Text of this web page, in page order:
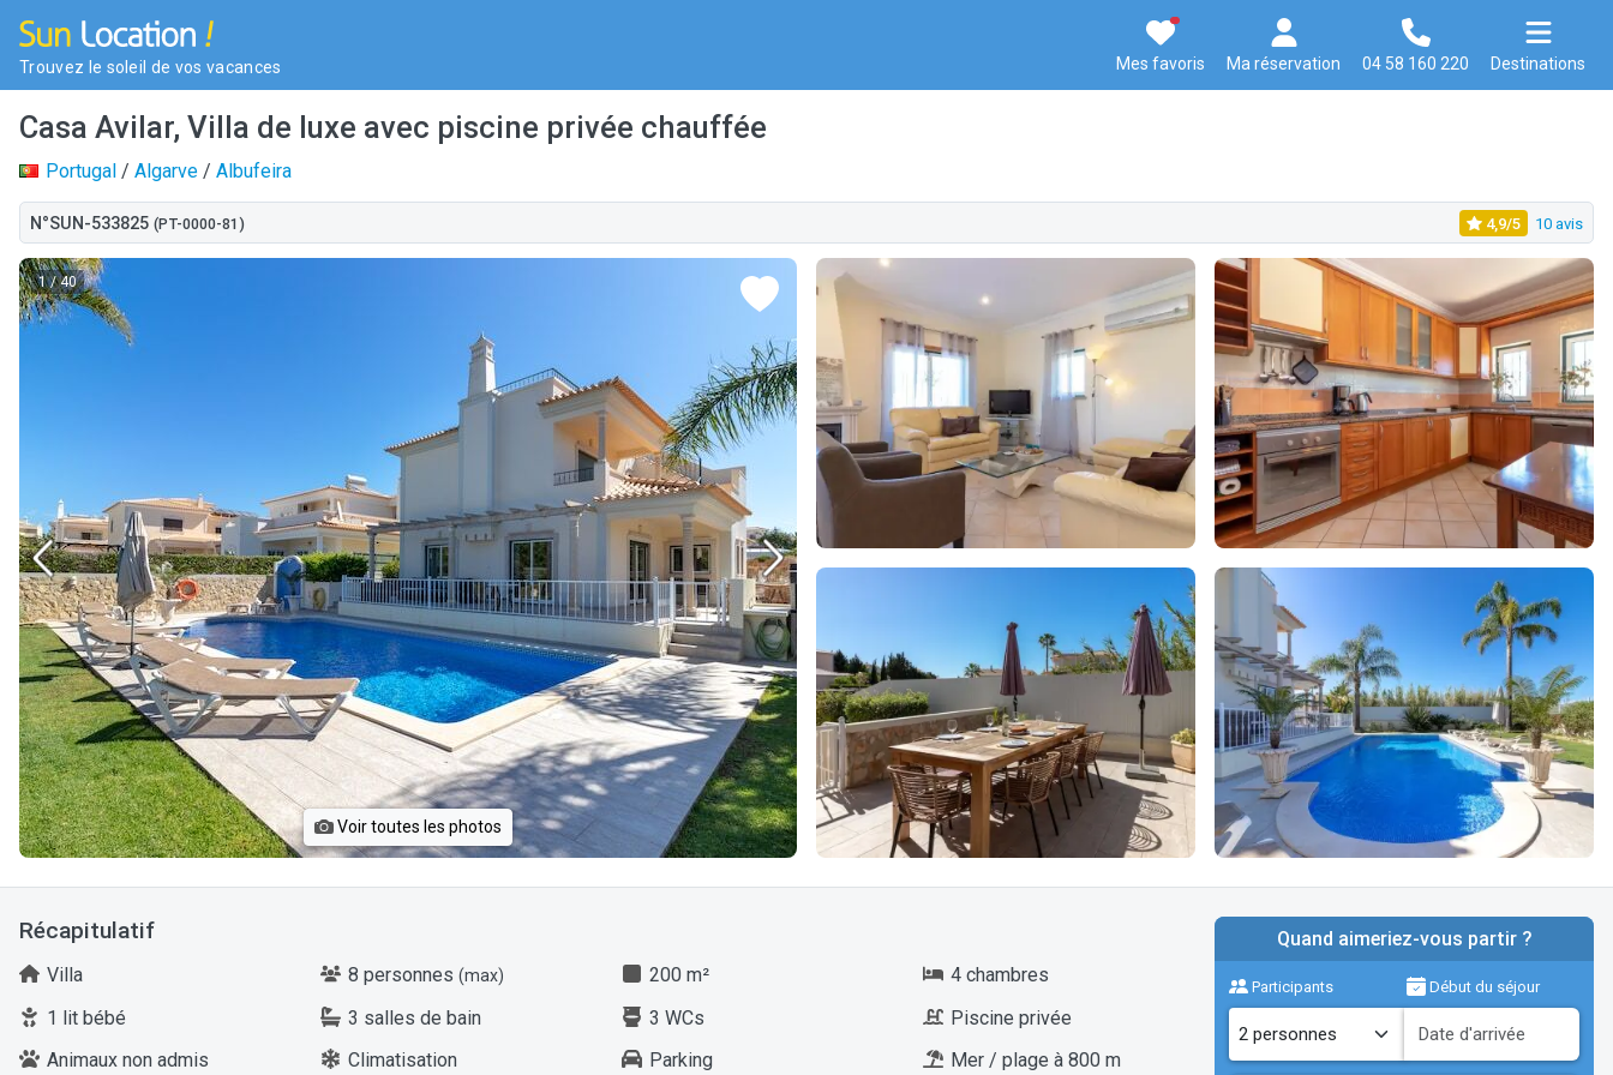
Trouvez le soleil de vos vacances Mes favoris Ma réservation 04 58 160 220 Destinations
Casa Avilar, Villa de luxe avec piscine privée chauffée
Portugal / Algarve / Albufeira
N°SUN-533825 (PT-0000-81) 4,9/5 10 avis
1/ 40
Voir toutes les photos
Récapitulatif
Villa 8 personnes (max) 200 m²
4 chambres
1 lit bébé
3 salles de bain 3 WCs
Piscine privée
Animaux non admis
Climatisation Parking
Mer / plage à 800 m
Quand aimeriez-vous partir ?
Participants Début du séjour